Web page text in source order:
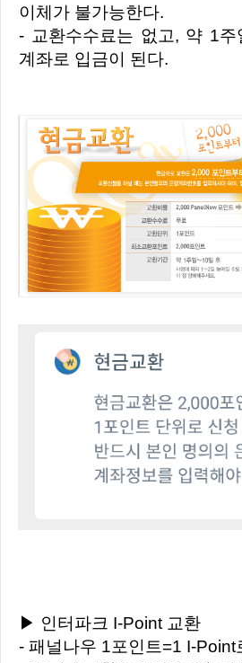
이체가 불가능한다.
- 교환수수료는 없고, 약 1주
계좌로 입금이 된다.
▶ 인터파크 I-Point 교환
- 패널나우 1포인트=1 I-Point